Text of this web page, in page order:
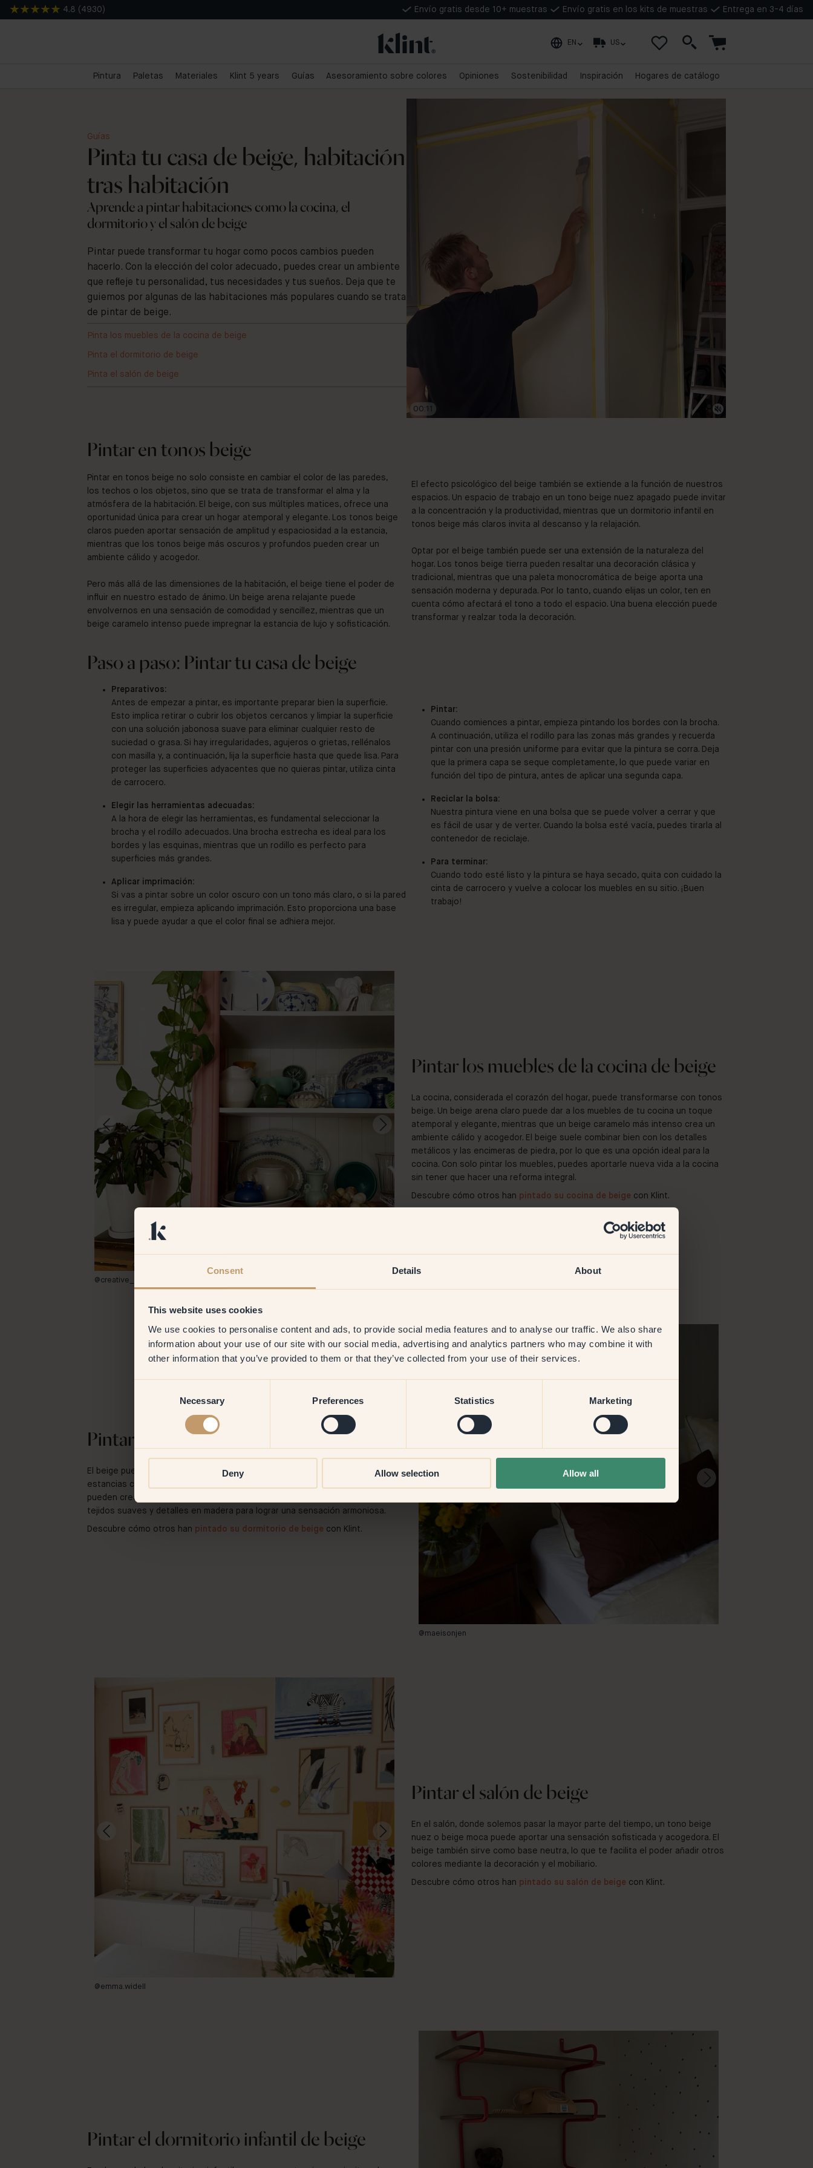
Consent Details About
This website uses cookies
We use cookies to personalise content and ads, to provide social media features and to analyse our traffic. We also share
information about your use of our site with our social media, advertising and analytics partners who may combine it with
other information that you’ve provided to them or that they’ve collected from your use of their services.
Necessary Preferences Statistics Marketing
Deny Allow selection Allow all
4.8 ( 4930 ) Envío gratis desde 10+ muestras Envío gratis en los kits de muestras Entrega en 3-4 días
EN US
Pintura Paletas Materiales Klint 5 years Guías Asesoramiento sobre colores Opiniones Sostenibilidad Inspiración Hogares de catálogo
Guías
Pinta tu casa de beige, habitación
tras habitación
Aprende a pintar habitaciones como la cocina, el
dormitorio y el salón de beige
Pintar puede transformar tu hogar como pocos cambios pueden
hacerlo. Con la elección del color adecuado, puedes crear un ambiente
que refleje tu personalidad, tus necesidades y tus sueños. Deja que te
guiemos por algunas de las habitaciones más populares cuando se trata
de pintar de beige.
Pinta los muebles de la cocina de beige
Pinta el dormitorio de beige
Pinta el salón de beige
00:13
Pintar en tonos beige
Pintar en tonos beige no solo consiste en cambiar el color de las paredes,
los techos o los objetos, sino que se trata de transformar el alma y la
atmósfera de la habitación. El beige, con sus múltiples matices, ofrece una
oportunidad única para crear un hogar atemporal y elegante. Los tonos beige
claros pueden aportar sensación de amplitud y espaciosidad a la estancia,
mientras que los tonos beige más oscuros y profundos pueden crear un
ambiente cálido y acogedor.
Pero más allá de las dimensiones de la habitación, el beige tiene el poder de
influir en nuestro estado de ánimo. Un beige arena relajante puede
envolvernos en una sensación de comodidad y sencillez, mientras que un
beige caramelo intenso puede impregnar la estancia de lujo y sofisticación.
El efecto psicológico del beige también se extiende a la función de nuestros
espacios. Un espacio de trabajo en un tono beige nuez apagado puede invitar
a la concentración y la productividad, mientras que un dormitorio infantil en
tonos beige más claros invita al descanso y la relajación.
Optar por el beige también puede ser una extensión de la naturaleza del
hogar. Los tonos beige tierra pueden resaltar una decoración clásica y
tradicional, mientras que una paleta monocromática de beige aporta una
sensación moderna y depurada. Por lo tanto, cuando elijas un color, ten en
cuenta cómo afectará el tono a todo el espacio. Una buena elección puede
transformar y realzar toda la decoración.
Paso a paso: Pintar tu casa de beige
Preparativos:
Antes de empezar a pintar, es importante preparar bien la superficie.
Esto implica retirar o cubrir los objetos cercanos y limpiar la superficie
con una solución jabonosa suave para eliminar cualquier resto de
suciedad o grasa. Si hay irregularidades, agujeros o grietas, rellénalos
con masilla y, a continuación, lija la superficie hasta que quede lisa. Para
proteger las superficies adyacentes que no quieras pintar, utiliza cinta
de carrocero.
Elegir las herramientas adecuadas:
A la hora de elegir las herramientas, es fundamental seleccionar la
brocha y el rodillo adecuados. Una brocha estrecha es ideal para los
bordes y las esquinas, mientras que un rodillo es perfecto para
superficies más grandes.
Aplicar imprimación:
Si vas a pintar sobre un color oscuro con un tono más claro, o si la pared
es irregular, empieza aplicando imprimación. Esto proporciona una base
lisa y puede ayudar a que el color final se adhiera mejor.
Pintar:
Cuando comiences a pintar, empieza pintando los bordes con la brocha.
A continuación, utiliza el rodillo para las zonas más grandes y recuerda
pintar con una presión uniforme para evitar que la pintura se corra. Deja
que la primera capa se seque completamente, lo que puede variar en
función del tipo de pintura, antes de aplicar una segunda capa.
Reciclar la bolsa:
Nuestra pintura viene en una bolsa que se puede volver a cerrar y que
es fácil de usar y de verter. Cuando la bolsa esté vacía, puedes tirarla al
contenedor de reciclaje.
Para terminar:
Cuando todo esté listo y la pintura se haya secado, quita con cuidado la
cinta de carrocero y vuelve a colocar los muebles en su sitio. ¡Buen
trabajo!
@creative_craivings
Pintar los muebles de la cocina de beige
La cocina, considerada el corazón del hogar, puede transformarse con tonos
beige. Un beige arena claro puede dar a los muebles de tu cocina un toque
atemporal y elegante, mientras que un beige caramelo más intenso crea un
ambiente cálido y acogedor. El beige suele combinar bien con los detalles
metálicos y las encimeras de piedra, por lo que es una opción ideal para la
cocina. Con solo pintar los muebles, puedes aportarle nueva vida a la cocina
sin tener que hacer una reforma integral.
Descubre cómo otros han pintado su cocina de beige con Klint.
Pintar el dormitorio de beige
El beige puede crear una atmósfera relajante y neutra cuando se utiliza en
estancias como el dormitorio. Un beige marfil claro o un beige latte más cálido
pueden crear un ambiente relajante perfecto para descansar. Combínalos con
tejidos suaves y detalles en madera para lograr una sensación armoniosa.
Descubre cómo otros han pintado su dormitorio de beige con Klint.
@maeisonjen
@emma.widell
Pintar el salón de beige
En el salón, donde solemos pasar la mayor parte del tiempo, un tono beige
nuez o beige moca puede aportar una sensación sofisticada y acogedora. El
beige también sirve como base neutra, lo que te facilita el poder añadir otros
colores mediante la decoración y el mobiliario.
Descubre cómo otros han pintado su salón de beige con Klint.
Pintar el dormitorio infantil de beige